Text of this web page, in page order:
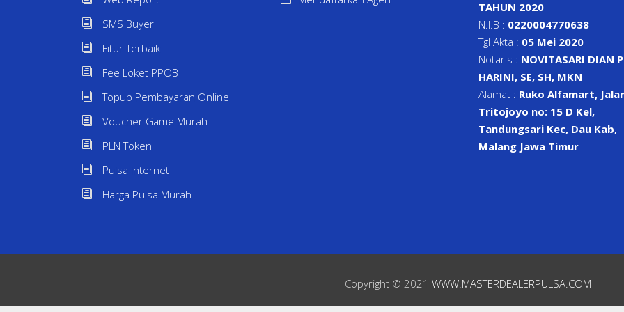
SMS Buyer
Fitur Terbaik
Fee Loket PPOB
Topup Pembayaran Online
Voucher Game Murah
PLN Token
Pulsa Internet
Harga Pulsa Murah
TAHUN 2020
N.I.B : 0220004770638
Tgl Akta : 05 Mei 2020
Notaris : NOVITASARI DIAN
HARINI, SE, SH, MKN
Alamat : Ruko Alfamart,
Tritojoyo no: 15 D Kel,
Tandungsari Kec, Dau Kab,
Malang Jawa Timur
Copyright © 2021 WWW.MASTERDEALERPULSA.COM